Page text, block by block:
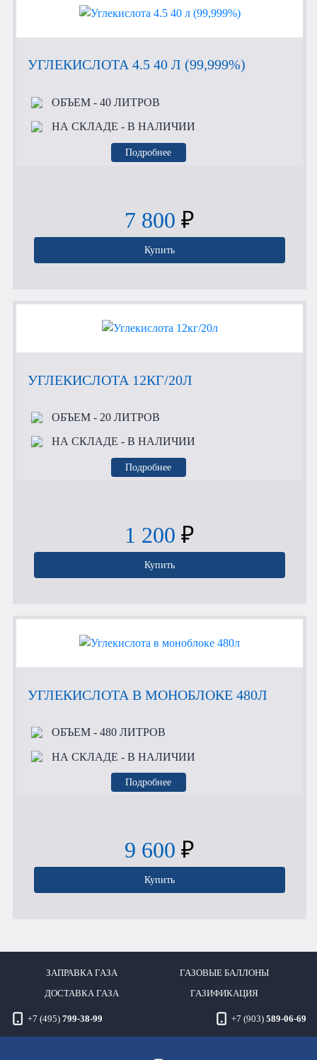
УГЛЕКИСЛОТА 4.5 40 Л (99,999%)
ОБЪЕМ- 40 ЛИТРОВ
НА СКЛАДЕ - В НАЛИЧИИ
Подробнее
7 800 ₽
Купить
УГЛЕКИСЛОТА 12КГ/20Л
ОБЪЕМ- 20 ЛИТРОВ
НА СКЛАДЕ - В НАЛИЧИИ
Подробнее
1 200 ₽
Купить
УГЛЕКИСЛОТА В МОНОБЛОКЕ 480Л
ОБЪЕМ- 480 ЛИТРОВ
НА СКЛАДЕ - В НАЛИЧИИ
Подробнее
9 600 ₽
Купить
ЗАПРАВКА ГАЗА ГАЗОВЫЕ БАЛЛОНЫ
ДОСТАВКА ГАЗА ГАЗИФИКАЦИЯ
+7 (495) 799-38-99 +7 (903) 589-06-69